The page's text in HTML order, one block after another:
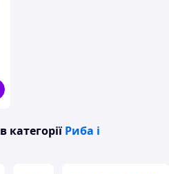
в категорії Риба і